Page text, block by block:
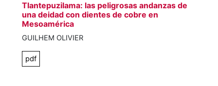
Tlantepuzilama: las peligrosas andanzas de
una deidad con dientes de cobre en
Mesoamérica
GUILHEM OLIVIER
pdf